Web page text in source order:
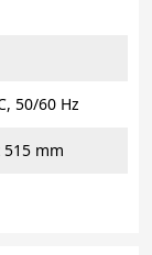
50/60 Hz
515 mm